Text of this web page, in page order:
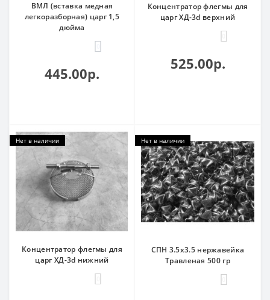
ВМЛ (вставка медная
легкоразборная) царг 1,5
дюйма
445.00р.
Концентратор флегмы для
царг ХД-3d верхний
525.00р.
Нет в наличии
Концентратор флегмы для
царг ХД-3d нижний
Нет в наличии
СПН 3.5х3.5 нержавейка
Травленая 500 гр